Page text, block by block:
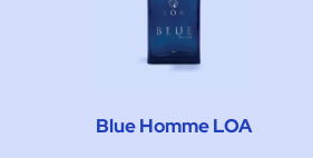
Blue Homme LOA